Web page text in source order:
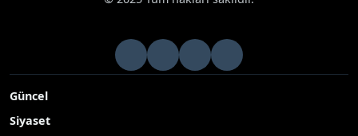
Güncel
Siyaset